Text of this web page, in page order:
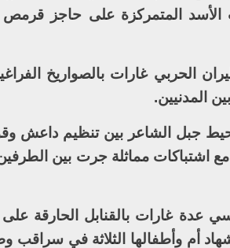
الأسد المتمركزة على حاجز
الحربي غارات بالصواريخ
المدنيين.
جبل الشاعر بين تنظيم داعش
اشتباكات مماثلة جرت بين
عدة غارات بالقنابل الحارقة
أم وأطفالها الثلاثة في سراقب